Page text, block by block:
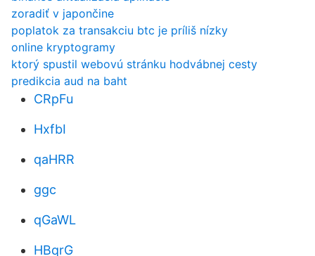
zoradiť v japončine
poplatok za transakciu btc je príliš nízky
online kryptogramy
ktorý spustil webovú stránku hodvábnej cesty
predikcia aud na baht
CRpFu
HxfbI
qaHRR
ggc
qGaWL
HBqrG